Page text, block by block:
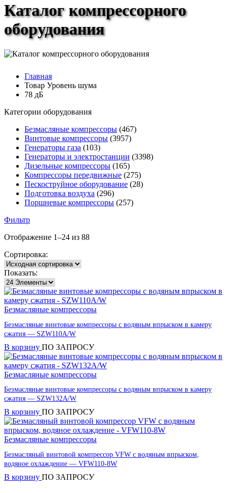
Каталог компрессорного
оборудования
Главная
Товар Уровень шума
78 дБ
Категории оборудования
Безмасляные компрессоры (467)
Винтовые компрессоры (3957)
Генераторы газа (103)
Генераторы и электростанции (3398)
Дизельные компрессоры (165)
Компрессоры передвижные (275)
Пескоструйное оборудование (28)
Подготовка воздуха (296)
Поршневые компрессоры (257)
Фильтр
Отображение 1–24 из 88
Сортировка:
Показать:
Безмасляные компрессоры
Безмасляные винтовые компрессоры с водяным впрыском в камеру
сжатия — SZW110A/W
В корзину ПО ЗАПРОСУ
Безмасляные компрессоры
Безмасляные винтовые компрессоры с водяным впрыском в камеру
сжатия — SZW132A/W
В корзину ПО ЗАПРОСУ
Безмасляные компрессоры
Безмасляный винтовой компрессор VFW с водяным впрыском,
водяное охлаждение — VFW110-8W
В корзину ПО ЗАПРОСУ